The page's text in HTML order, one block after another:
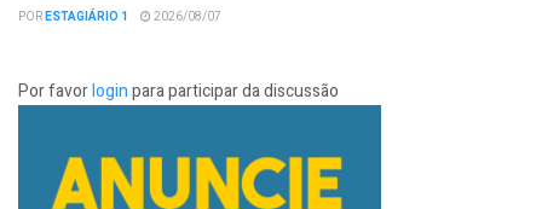
PORESTAGIÁRIO 1 2026/08/07
Por favorloginpara participar da discussão